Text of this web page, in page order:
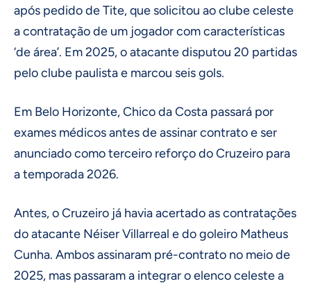
após pedido de Tite, que solicitou ao clube celeste
a contratação de um jogador com características
‘de área’. Em 2025, o atacante disputou 20 partidas
pelo clube paulista e marcou seis gols.
Em Belo Horizonte, Chico da Costa passará por
exames médicos antes de assinar contrato e ser
anunciado como terceiro reforço do Cruzeiro para
a temporada 2026.
Antes, o Cruzeiro já havia acertado as contratações
do atacante Néiser Villarreal e do goleiro Matheus
Cunha. Ambos assinaram pré-contrato no meio de
2025, mas passaram a integrar o elenco celeste a